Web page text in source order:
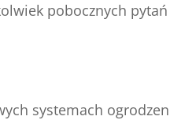
pobocznych pytań
systemach